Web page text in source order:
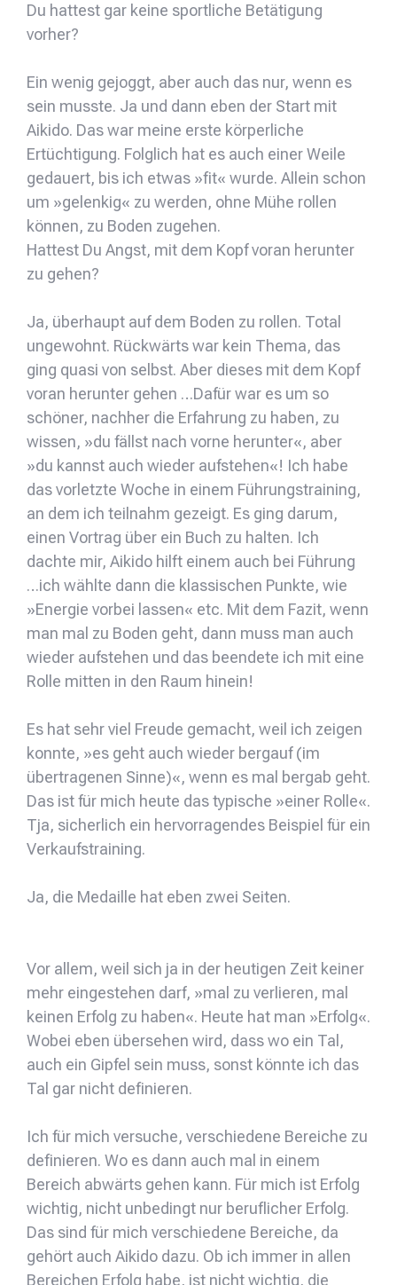
Du hattest gar keine sportliche Betätigung
vorher?
Ein wenig gejoggt, aber auch das nur, wenn es
sein musste. Ja und dann eben der Start mit
Aikido. Das war meine erste körperliche
Ertüchtigung. Folglich hat es auch einer Weile
gedauert, bis ich etwas »fit« wurde. Allein schon
um »gelenkig« zu werden, ohne Mühe rollen
können, zu Boden zugehen.
Hattest Du Angst, mit dem Kopf voran herunter
zu gehen?
Ja, überhaupt auf dem Boden zu rollen. Total
ungewohnt. Rückwärts war kein Thema, das
ging quasi von selbst. Aber dieses mit dem Kopf
voran herunter gehen …Dafür war es um so
schöner, nachher die Erfahrung zu haben, zu
wissen, »du fällst nach vorne herunter«, aber
»du kannst auch wieder aufstehen«! Ich habe
das vorletzte Woche in einem Führungstraining,
an dem ich teilnahm gezeigt. Es ging darum,
einen Vortrag über ein Buch zu halten. Ich
dachte mir, Aikido hilft einem auch bei Führung
…ich wählte dann die klassischen Punkte, wie
»Energie vorbei lassen« etc. Mit dem Fazit, wenn
man mal zu Boden geht, dann muss man auch
wieder aufstehen und das beendete ich mit eine
Rolle mitten in den Raum hinein!
Es hat sehr viel Freude gemacht, weil ich zeigen
konnte, »es geht auch wieder bergauf (im
übertragenen Sinne)«, wenn es mal bergab geht.
Das ist für mich heute das typische »einer Rolle«.
Tja, sicherlich ein hervorragendes Beispiel für ein
Verkaufstraining.
Ja, die Medaille hat eben zwei Seiten.
Vor allem, weil sich ja in der heutigen Zeit keiner
mehr eingestehen darf, »mal zu verlieren, mal
keinen Erfolg zu haben«. Heute hat man »Erfolg«.
Wobei eben übersehen wird, dass wo ein Tal,
auch ein Gipfel sein muss, sonst könnte ich das
Tal gar nicht definieren.
Ich für mich versuche, verschiedene Bereiche zu
definieren. Wo es dann auch mal in einem
Bereich abwärts gehen kann. Für mich ist Erfolg
wichtig, nicht unbedingt nur beruflicher Erfolg.
Das sind für mich verschiedene Bereiche, da
gehört auch Aikido dazu. Ob ich immer in allen
Bereichen Erfolg habe, ist nicht wichtig, die